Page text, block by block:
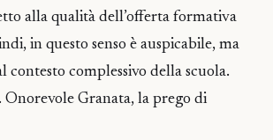
alla qualità dell’offerta formativa
in questo senso è auspicabile, ma
contesto complessivo della scuola.
. Onorevole Granata, la prego di